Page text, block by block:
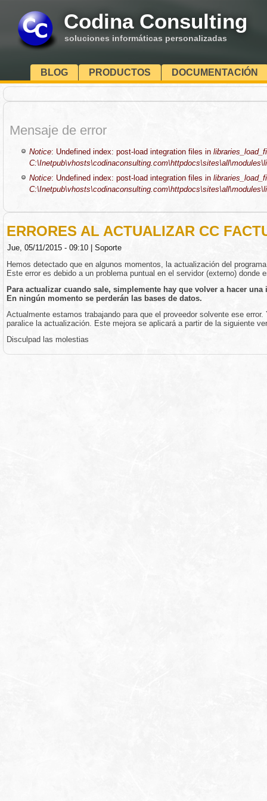
Codina Consulting
soluciones informáticas personalizadas
BLOG PRODUCTOS DOCUMENTACIÓN
Mensaje de error
Notice: Undefined index: post-load integration files in
Notice: Undefined index: post-load integration files in
ERRORES AL ACTUALIZAR CC
Jue, 05/11/2015 - 09:10
Soporte
Hemos detectado que en algunos momentos, la actualización del
Este error es debido a un problema puntual en el servidor (externo) donde
Para actualizar cuando sale, simplemente hay que volver a hacer
En ningún momento se perderán las bases de datos.
Actualmente estamos trabajando para que el proveedor solvente ese
paralice la actualización. Este mejora se aplicará a partir de la siguiente
Disculpad las molestias